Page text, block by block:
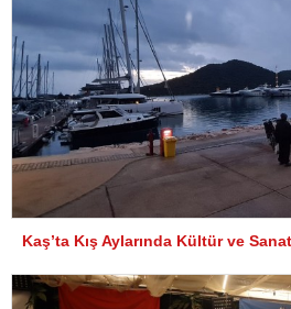
Kaş’ta Kış Aylarında Kültür ve